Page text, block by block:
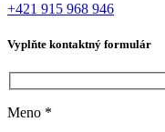
+421 915 968 946
Vyplňte kontaktný formulár
Meno *